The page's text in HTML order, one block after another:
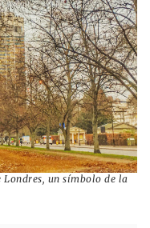
Londres, un símbolo de la